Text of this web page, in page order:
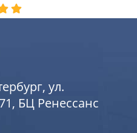
ул.
БЦ Ренессанс